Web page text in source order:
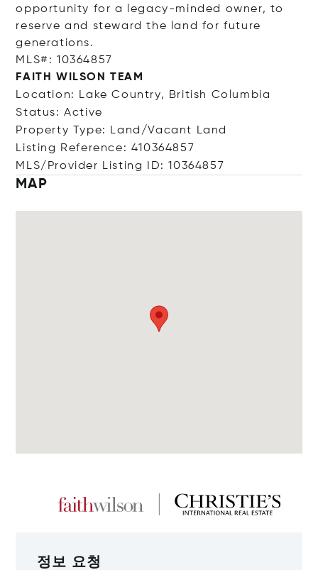
opportunity for a legacy-minded owner, to
reserve and steward the land for future
generations.
MLS#: 10364857
FAITH WILSON TEAM
Location: Lake Country, British Columbia
Status: Active
Property Type: Land/Vacant Land
Listing Reference: 410364857
MLS/Provider Listing ID: 10364857
MAP
정보 요청